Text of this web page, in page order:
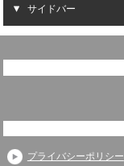
サイドバー
プライバシーポリシー